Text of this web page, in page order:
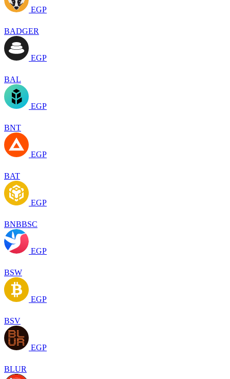
EGP
BADGER
EGP
BAL
EGP
BNT
EGP
BAT
EGP
BNBBSC
EGP
BSW
EGP
BSV
EGP
BLUR